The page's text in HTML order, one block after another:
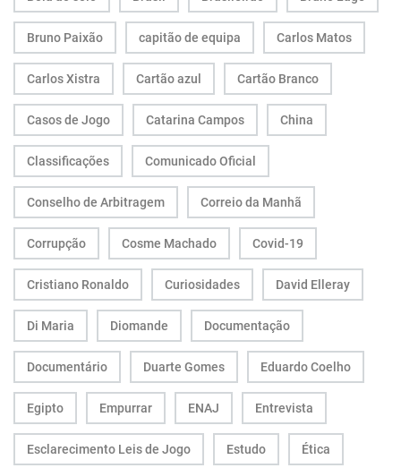
Bruno Paixão capitão de equipa Carlos Matos
Carlos Xistra Cartão azul Cartão Branco
Casos de Jogo Catarina Campos China
Classificações Comunicado Oficial
Conselho de Arbitragem Correio da Manhã
Corrupção Cosme Machado Covid-19
Cristiano Ronaldo Curiosidades David Elleray
Di Maria Diomande Documentação
Documentário Duarte Gomes Eduardo Coelho
Egipto Empurrar ENAJ Entrevista
Esclarecimento Leis de Jogo Estudo Ética